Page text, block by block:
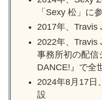
「Sexy 松」に
2017年、Travis
2022年、Travis
事務所初の配信
DANCE!』で全
2024年8月17日
設